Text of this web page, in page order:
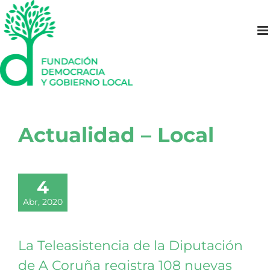
Saltar
al
contenido
Actualidad – Local
4
Abr, 2020
La Teleasistencia de la Diputación
de A Coruña registra 108 nuevas